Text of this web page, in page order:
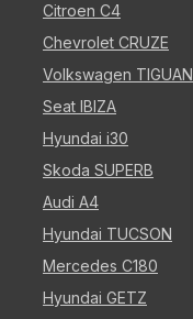
Citroen C4
Chevrolet CRUZE
Volkswagen TIGUAN
Seat IBIZA
Hyundai i30
Skoda SUPERB
Audi A4
Hyundai TUCSON
Mercedes C180
Hyundai GETZ